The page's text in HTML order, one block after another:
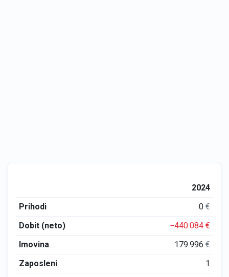
2024
Prihodi
0€
Dobit (neto)
−440.084€
Imovina
179.996€
Zaposleni
1